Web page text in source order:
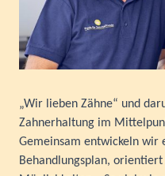
„Wir lieben Zähne“ und
Zahnerhaltung im
Gemeinsam entwickeln wir
Behandlungsplan,